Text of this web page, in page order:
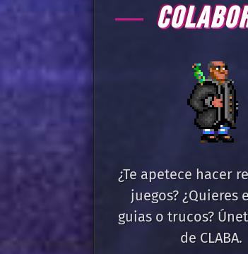
¿Te apetece hacer
juegos? ¿Quieres
guias o trucos?
de CLABA.